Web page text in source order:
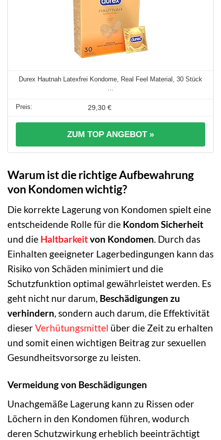
Durex Hautnah Latexfrei Kondome, Real Feel Material, 30 Stück
...
29,30 €
ZUM TOP ANGEBOT »
Warum ist die richtige Aufbewahrung
von Kondomen wichtig?
Die korrekte Lagerung von Kondomen spielt eine
entscheidende Rolle für die Kondom Sicherheit
und die Haltbarkeitvon Kondomen . Durch das
Einhalten geeigneter Lagerbedingungen kann das
Risiko von Schäden minimiert und die
Schutzfunktion optimal gewährleistet werden. Es
geht nicht nur darum, Beschädigungen zu
verhindern , sondern auch darum, die Effektivität
dieserVerhütungsmittel über die Zeit zu erhalten
und somit einen wichtigen Beitrag zur sexuellen
Gesundheitsvorsorge zu leisten.
Vermeidung von Beschädigungen
Unachgemäße Lagerung kann zu Rissen oder
Löchern in den Kondomen führen, wodurch
deren Schutzwirkung erheblich beeinträchtigt